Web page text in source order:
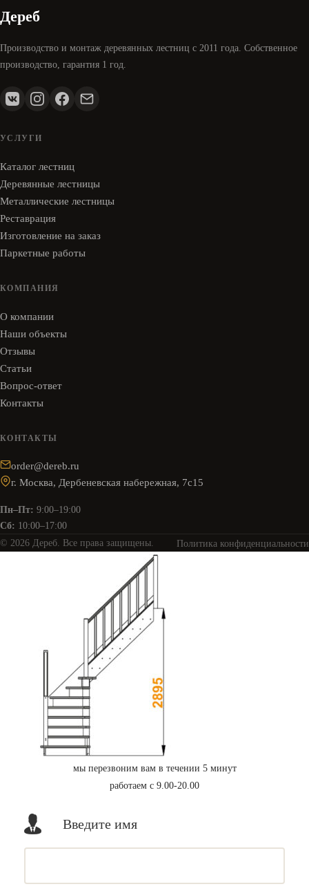
Дереб
Производство и монтаж деревянных лестниц с 2011 года. Собственное
производство, гарантия 1 год.
УСЛУГИ
Каталог лестниц
Деревянные лестницы
Металлические лестницы
Реставрация
Изготовление на заказ
Паркетные работы
КОМПАНИЯ
О компании
Наши объекты
Отзывы
Статьи
Вопрос-ответ
Контакты
КОНТАКТЫ
order@dereb.ru
г. Москва, Дербеневская набережная, 7с15
Пн–Пт: 9:00–19:00
Сб: 10:00–17:00
© 2026 Дереб. Все права защищены.
Политика конфиденциальности
мы перезвоним вам в течении 5 минут
работаем с 9.00-20.00
Введите имя